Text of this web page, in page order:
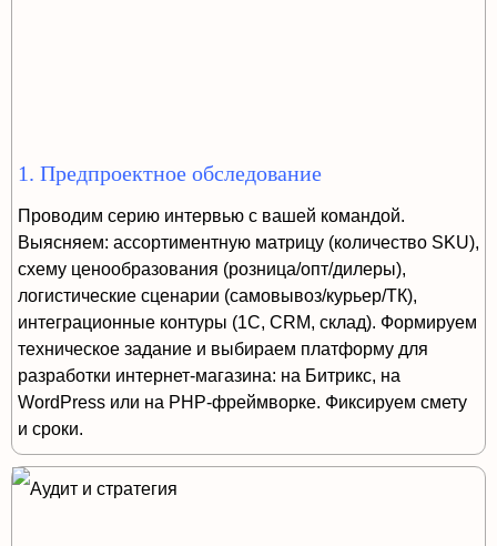
1. Предпроектное обследование
Проводим серию интервью с вашей командой.
Выясняем: ассортиментную матрицу (количество SKU),
схему ценообразования (розница/опт/дилеры),
логистические сценарии (самовывоз/курьер/ТК),
интеграционные контуры (1С, CRM, склад). Формируем
техническое задание и выбираем платформу для
разработки интернет-магазина: на Битрикс, на
WordPress или на PHP-фреймворке. Фиксируем смету
и сроки.